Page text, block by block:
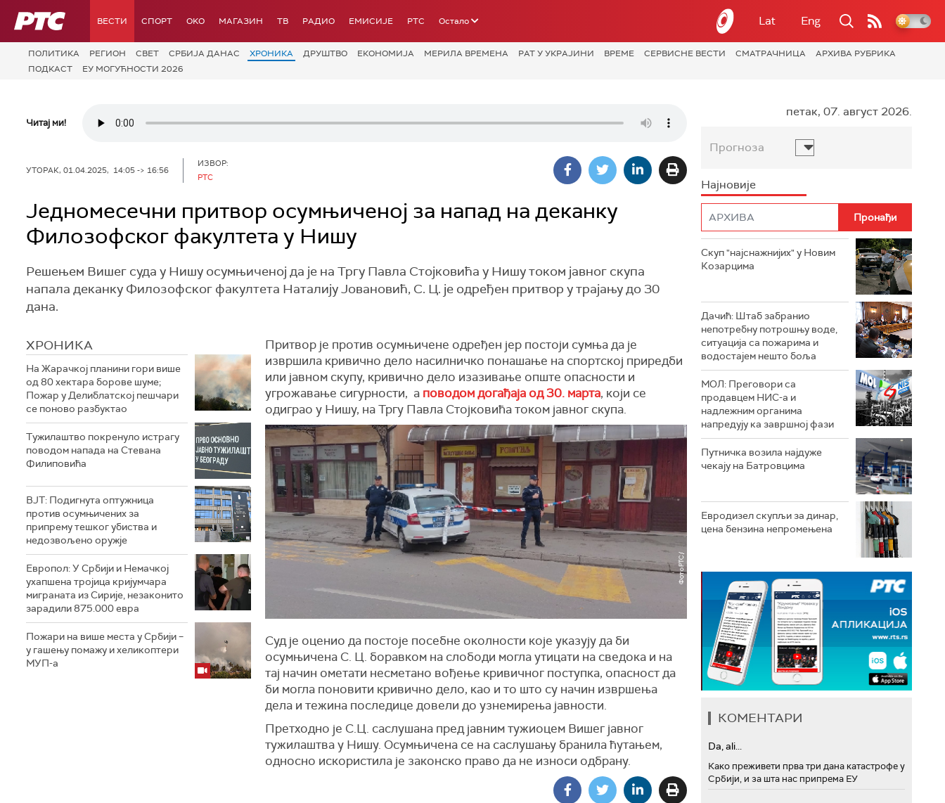
РТС ВЕСТИ СПОРТ OKO МАГАЗИН ТВ РАДИО ЕМИСИЈЕ РТС Остало Lat Eng
ПОЛИТИКА РЕГИОН СВЕТ СРБИЈА ДАНАС ХРОНИКА ДРУШТВО ЕКОНОМИЈА МЕРИЛА ВРЕМЕНА РАТ У УКРАЈИНИ ВРЕМЕ СЕРВИСНЕ ВЕСТИ СМАТРАЧНИЦА
АРХИВА РУБРИКА
ПОДКАСТ
ЕУ МОГУЋНОСТИ 2026
Читај ми!
УТОРАК, 01.04.2025, 14:05 -> 16:56
ИЗВОР:
РТС
Једномесечни притвор осумњиченој за напад на деканку
Филозофског факултета у Нишу
Решењем Вишег суда у Нишу осумњиченој да је на Тргу Павла Стојковића у Нишу током јавног скупа
напала деканку Филозофског факултета Наталију Јовановић, С. Ц. је одређен притвор у трајању до 30
дана.
ХРОНИКА
На Жарачкој планини гори више
од 80 хектара борове шуме;
Пожар у Делиблатској пешчари
се поново разбуктао
Тужилаштво покренуло истрагу
поводом напада на Стевана
Филиповића
ВЈТ: Подигнута оптужница
против осумњичених за
припрему тешког убиства и
недозвољено оружје
Европол: У Србији и Немачкој
ухапшена тројица кријумчара
миграната из Сирије, незаконито
зарадили 875.000 евра
Пожари на више места у Србији –
у гашењу помажу и хеликоптери
МУП-а
Притвор је против осумњичене одређен јер постоји сумња да је
извршила кривично дело насилничко понашање на спортској приредби
или јавном скупу, кривично дело изазивање опште опасности и
угрожавање сигурности, а поводом догађаја од 30. марта, који се
одиграо у Нишу, на Тргу Павла Стојковића током јавног скупа.
Суд је оценио да постоје посебне околности које указују да би
осумњичена С. Ц. боравком на слободи могла утицати на сведока и на
тај начин ометати несметано вођење кривичног поступка, опасност да
би могла поновити кривично дело, као и то што су начин извршења
дела и тежина последице довели до узнемирења јавности.
Претходно је С.Ц. саслушана пред јавним тужиоцем Вишег јавног
тужилаштва у Нишу. Осумњичена се на саслушању бранила ћутањем,
односно искористила је законско право да не износи одбрану.
петак, 07. август 2026.
Прогноза
Најновије
Скуп "најснажнијих" у Новим
Козарцима
Дачић: Штаб забранио
непотребну потрошњу воде,
ситуација са пожарима и
водостајем нешто боља
МОЛ: Преговори са
продавцем НИС-а и
надлежним органима
напредују ка завршној фази
Путничка возила најдуже
чекају на Батровцима
Евродизел скупљи за динар,
цена бензина непромењена
КОМЕНТАРИ
Da, ali...
Како преживети прва три дана катастрофе у
Србији, и за шта нас припрема ЕУ